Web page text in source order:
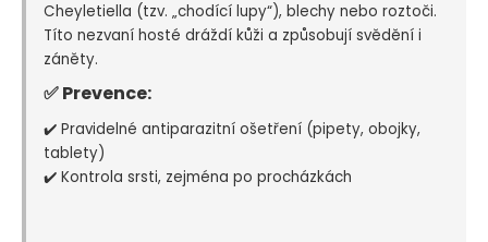
Cheyletiella (tzv. „chodící lupy“), blechy nebo roztoči.
Títo nezvaní hosté dráždí kůži a způsobují svědění i
záněty.
✅ Prevence:
✔️ Pravidelné antiparazitní ošetření (pipety, obojky,
tablety)
✔️ Kontrola srsti, zejména po procházkách